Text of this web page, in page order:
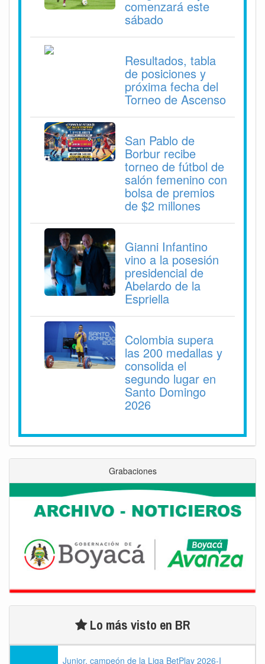
comenzará este
sábado
Resultados, tabla
de posiciones y
próxima fecha del
Torneo de Ascenso
San Pablo de
Borbur recibe
torneo de fútbol de
salón femenino con
bolsa de premios
de $2 millones
Gianni Infantino
vino a la posesión
presidencial de
Abelardo de la
Espriella
Colombia supera
las 200 medallas y
consolida el
segundo lugar en
Santo Domingo
2026
Grabaciones
Lo más visto en BR
Junior, campeón de la Liga BetPlay 2026-I